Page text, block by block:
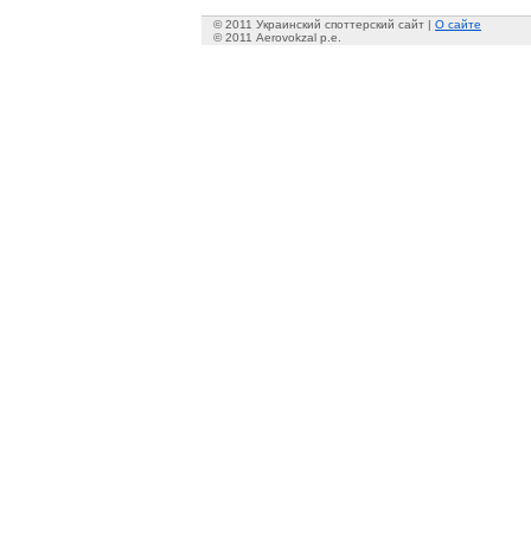
© 2011 Украинский споттерский сайт | О сайте
© 2011 Aerovokzal p.e.